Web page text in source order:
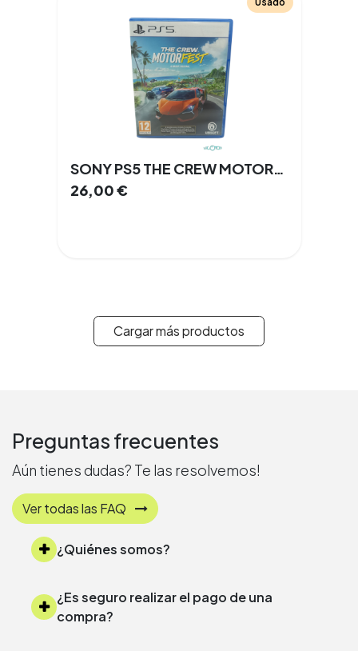
SONY PS5 THE CREW MOTORFEST Playstation 5
26,00€
Cargar más productos
Preguntas frecuentes
Aún tienes dudas? Te las resolvemos!
Ver todas las FAQ
¿Quiénes somos?
¿Es seguro realizar el pago de una
compra?